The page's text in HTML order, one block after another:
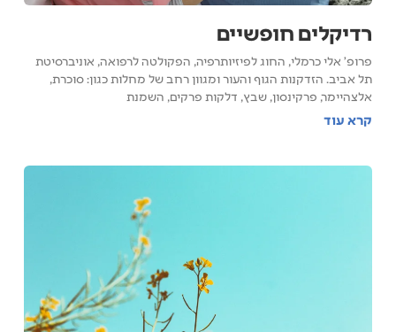
רדיקלים חופשיים
פרופ' אלי כרמלי, החוג לפיזיותרפיה, הפקולטה לרפואה, אוניברסיטת
תל אביב. הזדקנות הגוף והעור ומגוון רחב של מחלות כגון: סוכרת,
אלצהיימר, פרקינסון, שבץ, דלקות פרקים, השמנת
קרא עוד